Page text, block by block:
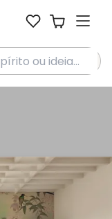
ou ideia...